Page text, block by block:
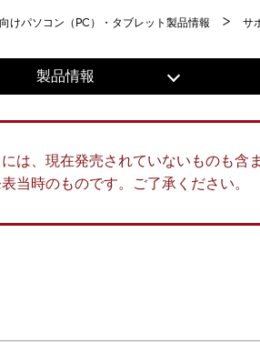
けパソコン（PC）・タブレット製品情報 サ
製品情報
は、現在発売されていないものも含
当時のものです。ご了承ください。